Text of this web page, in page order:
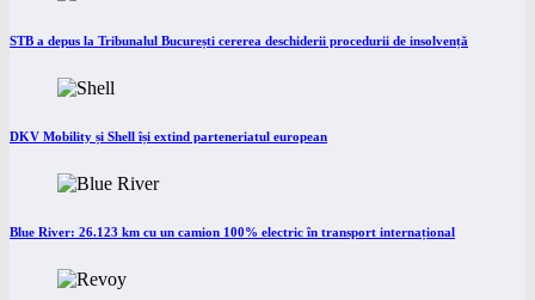
STB a depus la Tribunalul București cererea deschiderii procedurii de insolvență
DKV Mobility și Shell își extind parteneriatul european
Blue River: 26.123 km cu un camion 100% electric în transport internațional